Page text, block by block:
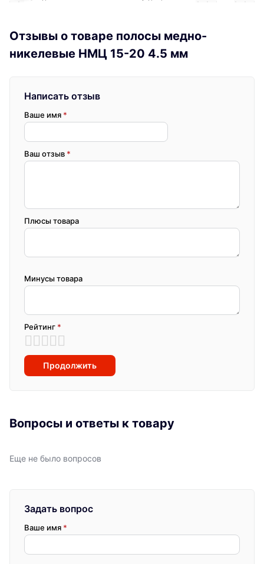
Отзывы о товаре полосы медно-
никелевые НМЦ 15-20 4.5 мм
Написать отзыв
Ваше имя *
Ваш отзыв *
Плюсы товара
Минусы товара
Рейтинг *
Продолжить
Вопросы и ответы к товару
Еще не было вопросов
Задать вопрос
Ваше имя *